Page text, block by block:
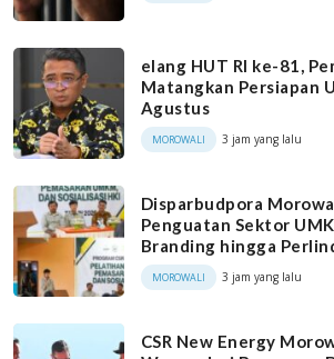
elang HUT RI ke-81,
Matangkan Persiapan
Agustus
MOROWALI 3 jam yang lalu
Disparbudpora
Penguatan Sektor
Branding hingga
MOROWALI 3 jam yang lalu
CSR New Energy